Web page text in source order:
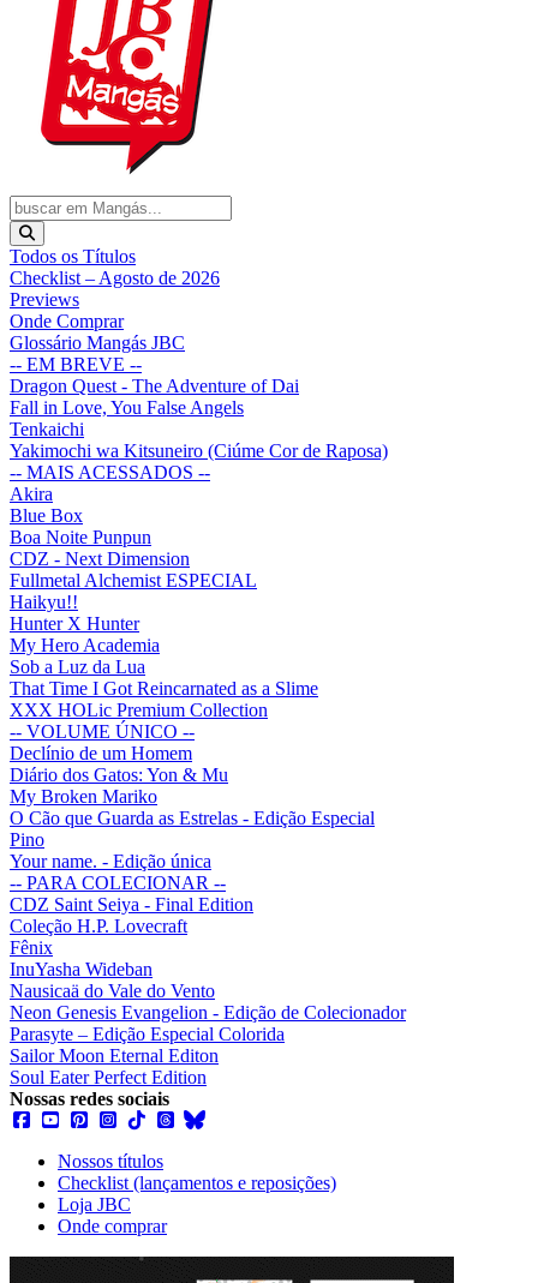
Todos os Títulos
Checklist – Agosto de 2026
Previews
Onde Comprar
Glossário Mangás JBC
-- EM BREVE --
Dragon Quest - The Adventure of Dai
Fall in Love, You False Angels
Tenkaichi
Yakimochi wa Kitsuneiro (Ciúme Cor de Raposa)
-- MAIS ACESSADOS --
Akira
Blue Box
Boa Noite Punpun
CDZ - Next Dimension
Fullmetal Alchemist ESPECIAL
Haikyu!!
Hunter X Hunter
My Hero Academia
Sob a Luz da Lua
That Time I Got Reincarnated as a Slime
XXX HOLic Premium Collection
-- VOLUME ÚNICO --
Declínio de um Homem
Diário dos Gatos: Yon & Mu
My Broken Mariko
O Cão que Guarda as Estrelas - Edição Especial
Pino
Your name. - Edição única
-- PARA COLECIONAR --
CDZ Saint Seiya - Final Edition
Coleção H.P. Lovecraft
Fênix
InuYasha Wideban
Nausicaä do Vale do Vento
Neon Genesis Evangelion - Edição de Colecionador
Parasyte – Edição Especial Colorida
Sailor Moon Eternal Editon
Soul Eater Perfect Edition
Nossas redes sociais
Nossos títulos
Checklist (lançamentos e reposições)
Loja JBC
Onde comprar